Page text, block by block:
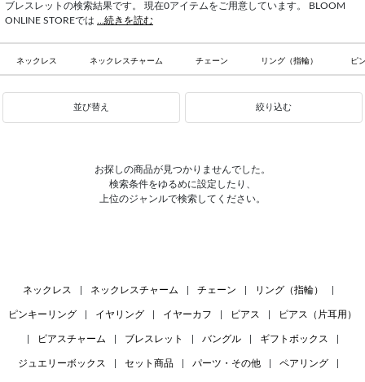
ブレスレットの検索結果です。 現在0アイテムをご用意しています。 BLOOM
ONLINE STOREでは ...続きを読む
ネックレス ネックレスチャーム チェーン リング（指輪） ピ
並び替え 絞り込む
お探しの商品が見つかりませんでした。
検索条件をゆるめに設定したり、
上位のジャンルで検索してください。
ネックレス ネックレスチャーム チェーン リング（指輪）
ピンキーリング イヤリング イヤーカフ ピアス ピアス（片耳用）
ピアスチャーム ブレスレット バングル ギフトボックス
ジュエリーボックス セット商品 パーツ・その他 ペアリング